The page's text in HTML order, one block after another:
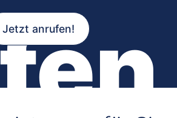
Jetzt anrufen!